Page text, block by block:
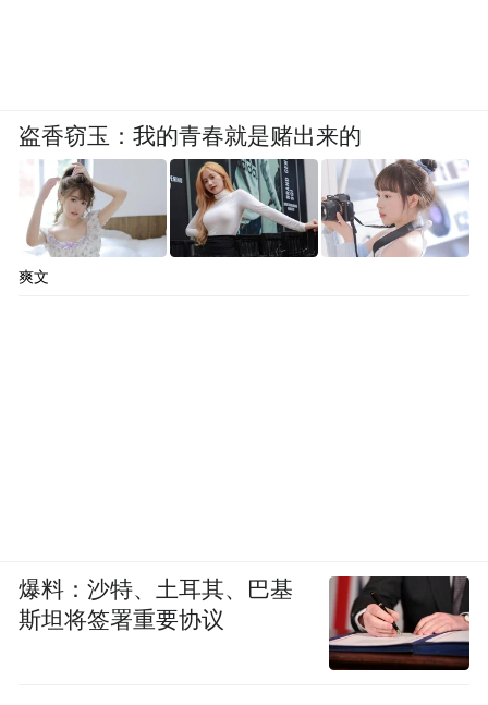
盗香窃玉：我的青春就是赌出来的
爽文
爆料：沙特、土耳其、巴基
斯坦将签署重要协议